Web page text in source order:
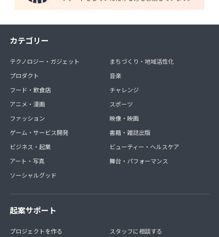
カテゴリー
テクノロジー・ガジェット
プロダクト
フード・飲食店
アニメ・漫画
ファッション
ゲーム・サービス開発
ビジネス・起業
アート・写真
ソーシャルグッド
まちづくり・地域活性化
音楽
チャレンジ
スポーツ
映像・映画
書籍・雑誌出版
ビューティー・ヘルスケア
舞台・パフォーマンス
起案サポート
プロジェクトを作る
スタッフに相談する